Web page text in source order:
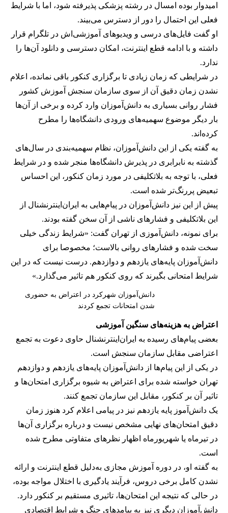
امیدوار بوده امسال در رشته پزشکی پذیرفته شود، اما با شرایط
فعلی این احتمال را دور از دسترس می‌بیند.
او گفت فایل‌های درسی و ویدیوهای آموزشی‌اش در تلگرام قرار
داشته و با ادامه قطع اینترنت، امکان دسترسی و دانلود آن‌ها را
ندارد.
در شرایطی که زمان زیادی تا برگزاری کنکور باقی نمانده، اعلام
نشدن زمان دقیق آن از سوی سازمان سنجش آموزش کشور
فشار روانی بسیاری به دانش‌آموزان وارد کرده و برخی از آن‌ها
بار دیگر موضوع سهمیه‌های ورودی دانشگاه‌ها را مطرح
کرده‌اند.
به گفته یکی از این دانش‌آموزان، نظام سهمیه‌بندی در سال‌های
گذشته به نابرابری در پذیرش دانشگاه‌ها منجر شده و در شرایط
فعلی، با توجه به بلاتکلیفی در مورد زمان کنکور، این احساس
تبعیض پررنگ‌تر شده است.
پیش از این نیز دانش‌آموزان در پیام‌هایی به ایران‌اینترنشنال از
این بلاتکلیفی و فشارهای ناشی از آن سخن گفته بودند.
برای نمونه، دانش‌آموزی از تهران گفت: «شرایط زندگی خیلی
سخت شده و فشارهای روانی بالاست؛ مخصوصا برای
دانش‌آموزان پایه‌های یازدهم و دوازدهم. درست نیست که در این
شرایط امتحانی بگیرند که روی کنکور هم تاثیر می‌گذارد.»
دانش‌آموزان شهرکرد در اعتراض به حضوری
شدن امتحانات تجمع کردند
اعتراض به هزینه‌های سنگین آموزشی
بعضی پیام‌های رسیده به ایران‌اینترنشنال حاوی دعوت به تجمع
اعتراضی مقابل سازمان سنجش است.
در یکی از این پیام‌ها از دانش‌آموزان پایه‌های یازدهم و دوازدهم
تهران خواسته شده برای اعتراض به شیوه برگزاری امتحان‌ها و
تاثیر آن بر کنکور، مقابل این سازمان تجمع کنند.
یک دانش‌آموز پایه یازدهم نیز در پیامی اعلام کرد هنوز زمان
دقیق امتحان‌های نهایی مشخص نیست و درباره برگزاری آن‌ها
در تیرماه یا شهریورماه اظهار نظرهای متفاوتی مطرح شده
است.
به گفته او، در دوره آموزش مجازی به‌دلیل قطع اینترنت و ارائه
نشدن کامل برخی دروس، فرآیند یادگیری با اختلال مواجه بوده،
در حالی که نتیجه این امتحان‌ها، تاثیری مستقیم بر کنکور دارد.
دانش‌آموزان دیگری نیز به پیامدهای جنگ و شرایط اقتصادی